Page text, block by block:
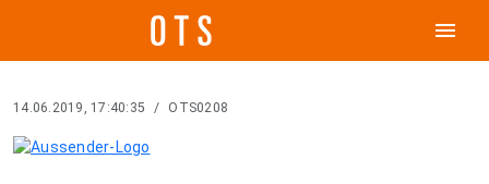
menu
14.06.2019, 17:40:35 / OTS0208